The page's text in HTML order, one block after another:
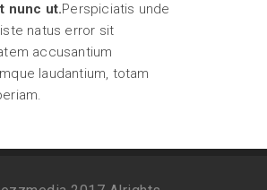
nunc ut.Perspiciatis unde
natus error sit
accusantium
laudantium, totam